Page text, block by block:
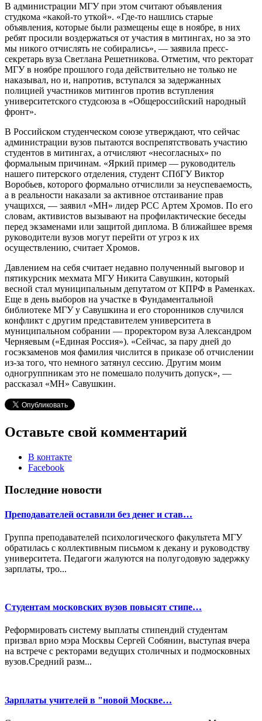
В администрации МГУ при этом считают объявления
студкома «какой-то уткой». «Где-то нашлись старые
объявления, которые были размещены еще в ноябре, в них
ребят просили воздержаться от участия в митингах, но за это
мы никого отчислять не собирались», — заявила пресс-
секретарь вуза Светлана Решетникова. Отметим, что ректорат
МГУ в ноябре прошлого года действительно не только не
наказывал, но и, напротив, вступался за задержанных
полицией участников митингов против вступления
университетского студсоюза в «Общероссийский народный
фронт».
В Российском студенческом союзе утверждают, что сейчас
администрации вузов пытаются воспрепятствовать участию
студентов в митингах, а отчисляют «несогласных» по
формальным причинам. «Яркий пример — руководитель
нашего питерского отделения, студент СПбГУ Виктор
Воробьев, которого формально отчислили за неуспеваемость,
а в реальности наказали за активное отстаивание прав
учащихся, — заявил «МН» лидер РСС Артем Хромов. По его
словам, активистов вызывают на профилактические беседы
перед экзаменами или защитой диплома. В ближайшее время
руководители вузов могут перейти от угроз к их
осуществлению, считает Хромов.
Давлением на себя считает недавно полученный выговор и
пятикурсник мехмата МГУ Никита Савушкин, который
весной стал муниципальным депутатом от КПРФ в Раменках.
Еще в день выборов на участке в Фундаментальной
библиотеке МГУ у Савушкина и его сторонников случился
конфликт с другим представителем университета в
муниципальном собрании — проректором вуза Александром
Черняевым («Единая Россия»). «Сейчас, за пару дней до
госэкзаменов моя фамилия числится в приказе об отчислении
из-за того, что немного затянул сессию. Другим моим
одногруппникам это не помешало получить допуск», —
рассказал «МН» Савушкин.
Оставьте свой комментарий
В контакте
Facebook
Последние новости
Преподавателей оставили без денег и став…
Группа преподавателей психологического факультета МГУ
обратилась с коллективным письмом к декану и руководству
университета. Педагоги жалуются на полугодовую задержку
зарплаты, тро...
Студентам московских вузов повысят стипе…
Реформировать систему выплаты стипендий студентам
призвал врио мэра Москвы Сергей Собянин, выступая вчера
на встрече с ректорами ведущих столичных и подмосковных
вузов.Средний разм...
Зарплаты учителей в "новой Москве…